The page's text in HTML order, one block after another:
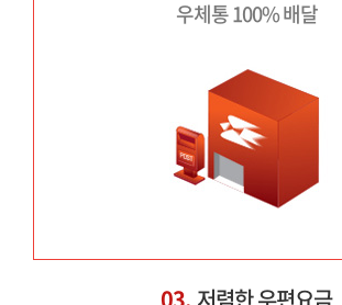
우체통 100% 배달